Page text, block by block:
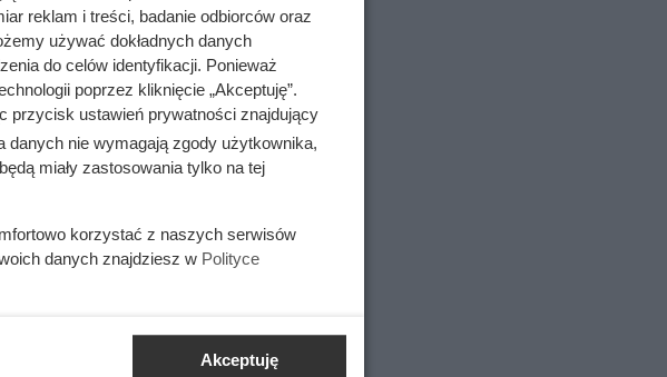
się często
Dzięki temu świetnie
pielęgnacji. To kosmetyk
reklam i treści, badanie odbiorców oraz
używać dokładnych danych
do celów identyfikacji. Ponieważ
poprzez kliknięcie „Akceptuję”.
przycisk ustawień prywatności znajdujący
danych nie wymagają zgody użytkownika,
miały zastosowania tylko na tej
korzystać z naszych serwisów
danych znajdziesz w Polityce
Akceptuję